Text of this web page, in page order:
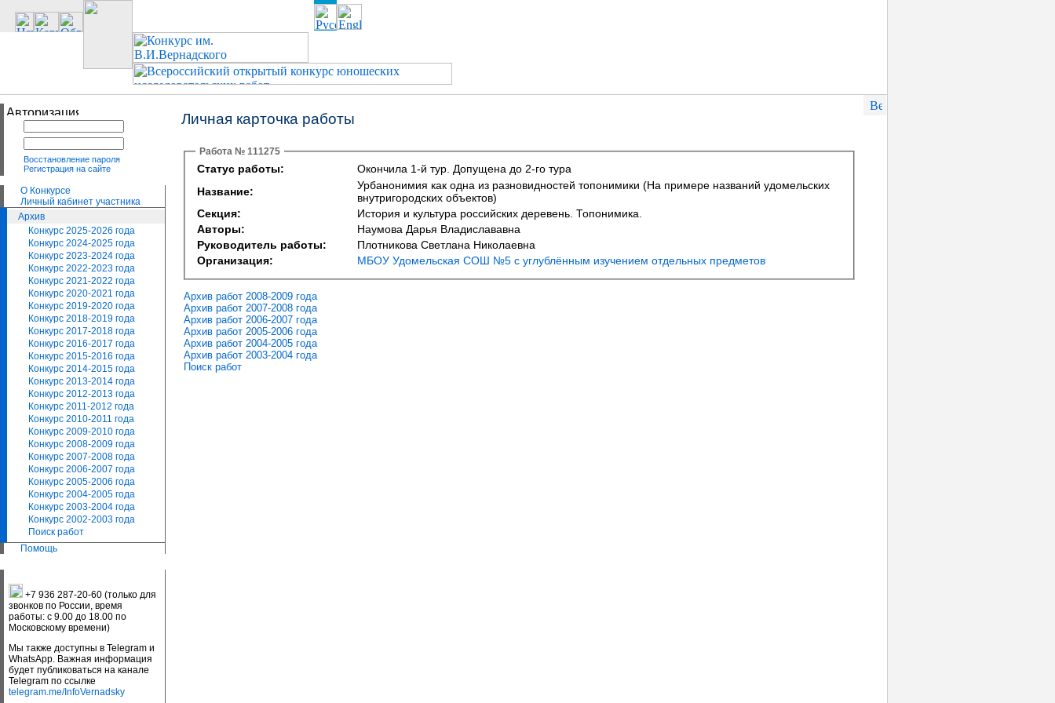
Восстановление пароля
Регистрация на сайте
О Конкурсе
Личный кабинет участника
Архив
Конкурс 2025-2026 года
Конкурс 2024-2025 года
Конкурс 2023-2024 года
Конкурс 2022-2023 года
Конкурс 2021-2022 года
Конкурс 2020-2021 года
Конкурс 2019-2020 года
Конкурс 2018-2019 года
Конкурс 2017-2018 года
Конкурс 2016-2017 года
Конкурс 2015-2016 года
Конкурс 2014-2015 года
Конкурс 2013-2014 года
Конкурс 2012-2013 года
Конкурс 2011-2012 года
Конкурс 2010-2011 года
Конкурс 2009-2010 года
Конкурс 2008-2009 года
Конкурс 2007-2008 года
Конкурс 2006-2007 года
Конкурс 2005-2006 года
Конкурс 2004-2005 года
Конкурс 2003-2004 года
Конкурс 2002-2003 года
Поиск работ
Помощь
+7 936 287-20-60 (только для
звонков по России, время
работы: с 9.00 до 18.00 по
Московскому времени)
Мы также доступны в Telegram и
WhatsApp. Важная информация
будет публиковаться на канале
Telegram по ссылке
telegram.me/InfoVernadsky
Личная карточка работы
Работа № 111275
Статус работы:
Окончила 1-й тур. Допущена до 2-го тура
Название:
Урбанонимия как одна из разновидностей топонимики (На примере названий удомельских
внутригородских объектов)
Секция:
История и культура российских деревень. Топонимика.
Авторы:
Наумова Дарья Владислававна
Руководитель работы:
Плотникова Светлана Николаевна
Организация:
МБОУ Удомельская СОШ №5 с углублённым изучением отдельных предметов
Архив работ 2008-2009 года
Архив работ 2007-2008 года
Архив работ 2006-2007 года
Архив работ 2005-2006 года
Архив работ 2004-2005 года
Архив работ 2003-2004 года
Поиск работ